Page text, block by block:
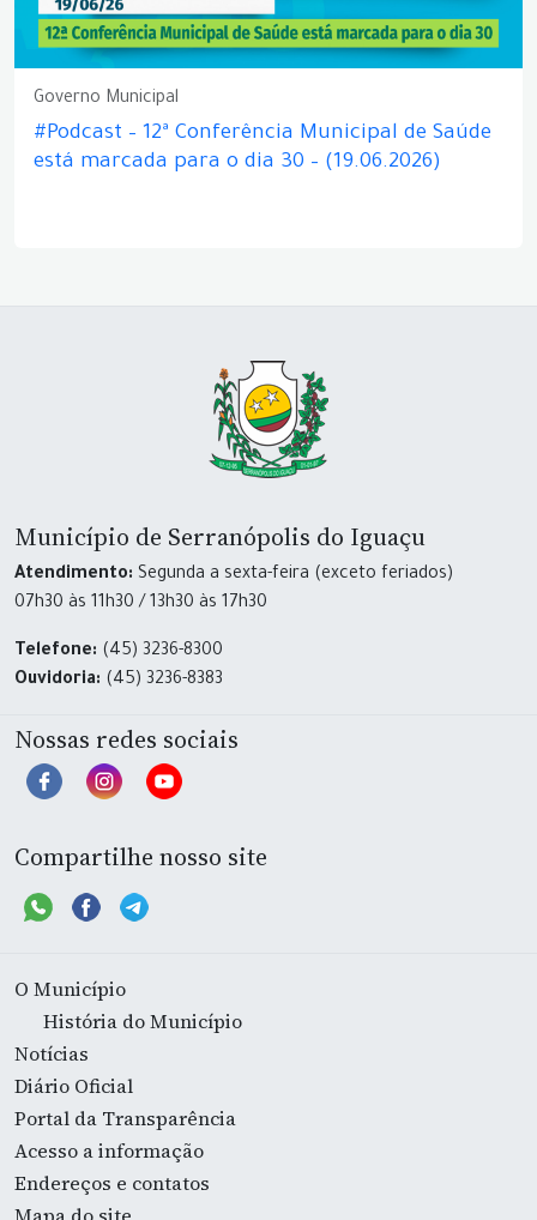
Governo Municipal
#Podcast – 12ª Conferência Municipal de Saúde
está marcada para o dia 30 – (19.06.2026)
Município de Serranópolis do Iguaçu
Atendimento: Segunda a sexta-feira (exceto feriados)
07h30 às 11h30 / 13h30 às 17h30
Telefone: (45) 3236-8300
Ouvidoria: (45) 3236-8383
Nossas redes sociais
Compartilhe nosso site
O Município
História do Município
Notícias
Diário Oficial
Portal da Transparência
Acesso a informação
Endereços e contatos